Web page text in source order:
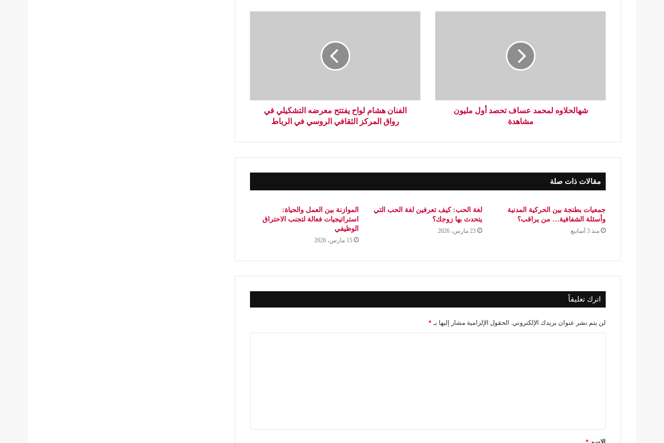
شهالحلاوه لمحمد عساف تحصد أول مليون
مشاهدة
الفنان هشام لواح يفتتح معرضه التشكيلي في
رواق المركز الثقافي الروسي في الرباط
مقالات ذات صلة
جمعيات بطنجة بين الحركية المدنية
وأسئلة الشفافية… من يراقب؟
منذ 3 أسابيع
لغة الحب: كيف تعرفين لغة الحب التي
يتحدث بها زوجك؟
23 مارس، 2026
الموازنة بين العمل والحياة:
استراتيجيات فعالة لتجنب الاحتراق
الوظيفي
15 مارس، 2026
اترك تعليقاً
لن يتم نشر عنوان بريدك الإلكتروني. الحقول الإلزامية مشار إليها بـ *
ق